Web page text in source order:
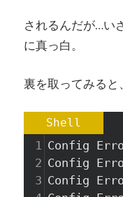
されるんだが…い
に真っ白。
裏を取ってみると、
Shell
1 Config
2 Config
3 Config